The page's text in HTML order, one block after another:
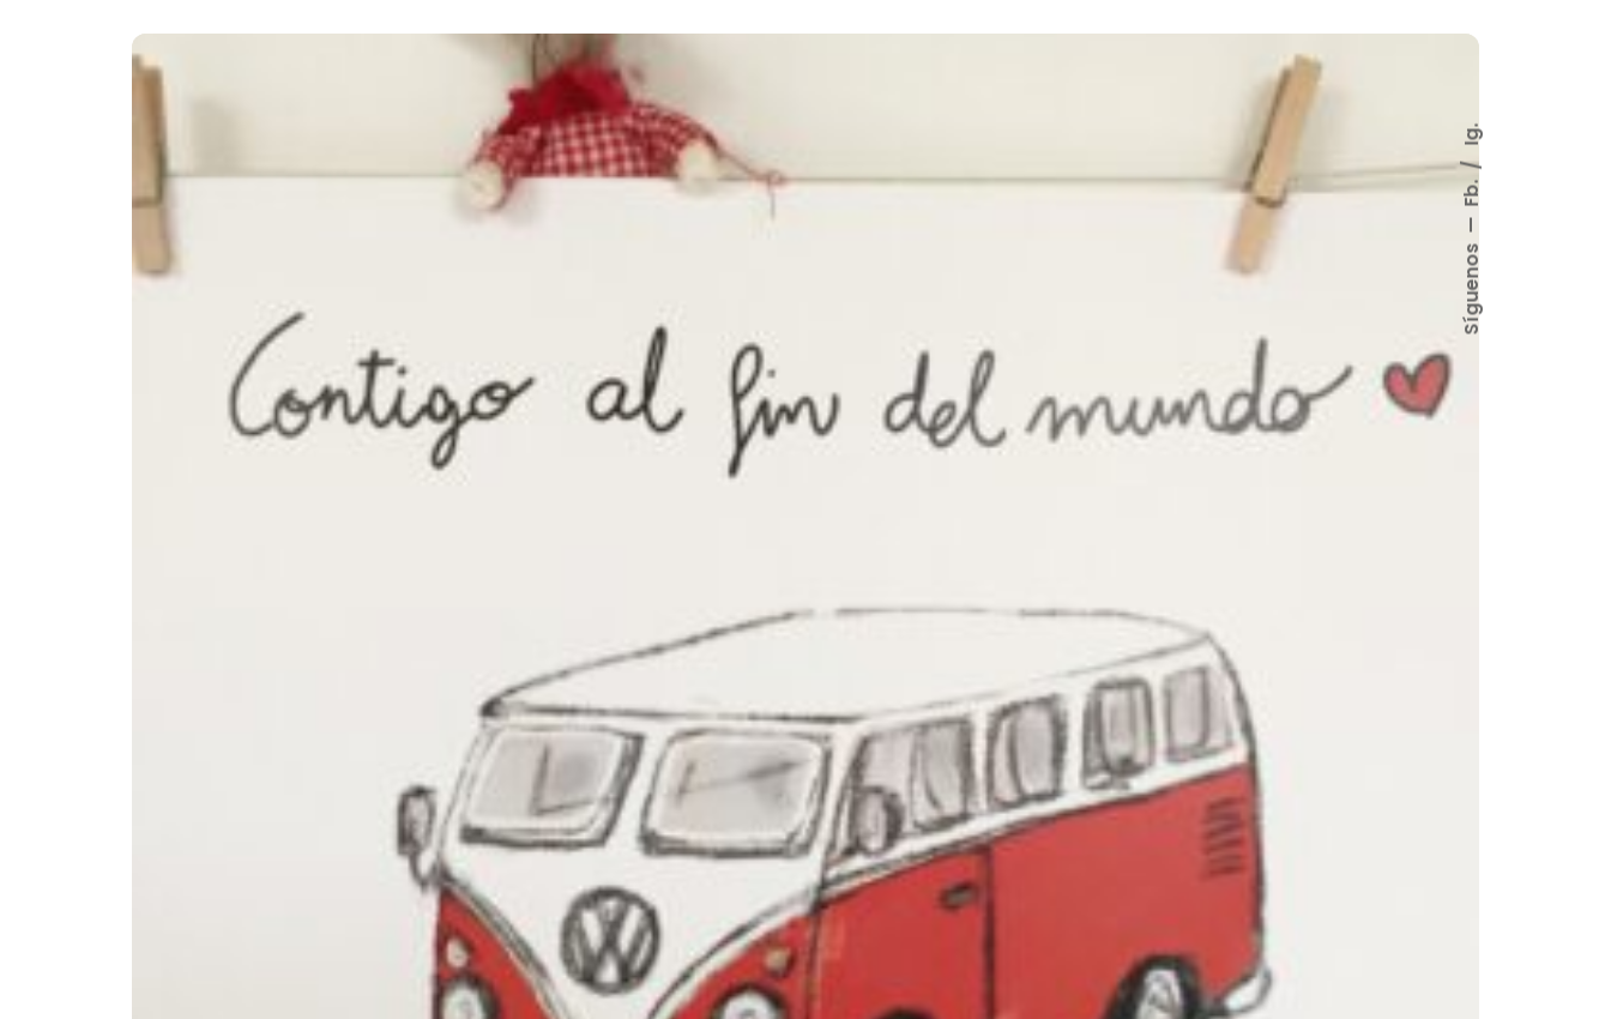
Síguenos
Fb.
Ig.